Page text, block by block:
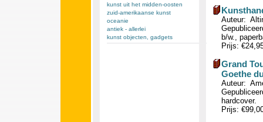
kunst uit het midden-oosten
zuid-amerikaanse kunst
oceanie
antiek - allerlei
kunst objecten, gadgets
Auteur:
b/w.,
Prijs:
Grand
Goethe
Auteur:
hardcover.
Prijs: